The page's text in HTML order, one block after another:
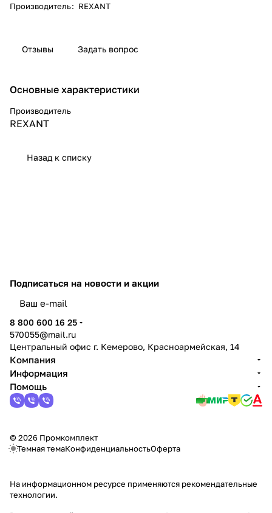
Производитель: REXANT
Отзывы Задать вопрос
Основные характеристики
Производитель
REXANT
Назад к списку
Подписаться на новости и акции
8 800 600 16 25
570055@mail.ru
Центральный офис г. Кемерово, Красноармейская, 14
Компания
Информация
Помощь
© 2026 Промкомплект
Темная темаКонфиденциальностьОферта
На информационном ресурсе применяются рекомендательные
технологии.